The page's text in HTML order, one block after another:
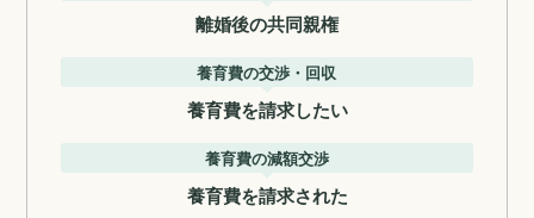
離婚後の共同親権
養育費の交渉・回収
養育費を請求したい
養育費の減額交渉
養育費を請求された